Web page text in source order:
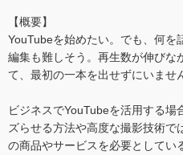
【概要】
YouTubeを始めたい。でも、何を
編集も難しそう。再生数が伸びな
て、最初の一本を出せずにいませ
ビジネスでYouTubeを活用する
ズらせる方法や高度な撮影技術
の商品やサービスを必要としてい